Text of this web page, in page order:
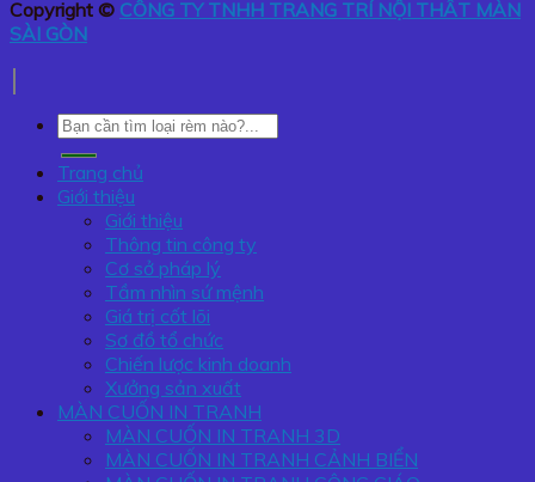
Copyright © CÔNG TY TNHH TRANG TRÍ NỘI THẤT MÀN
SÀI GÒN
Tìm
kiếm:
Trang chủ
Giới thiệu
Giới thiệu
Thông tin công ty
Cơ sở pháp lý
Tầm nhìn sứ mệnh
Giá trị cốt lõi
Sơ đồ tổ chức
Chiến lược kinh doanh
Xưởng sản xuất
MÀN CUỐN IN TRANH
MÀN CUỐN IN TRANH 3D
MÀN CUỐN IN TRANH CẢNH BIỂN